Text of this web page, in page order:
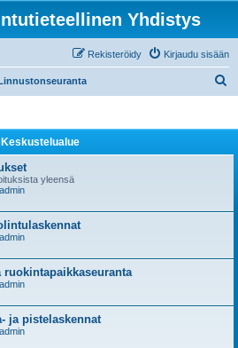
Yhdistys
Kirjaudu sisään
Rekisteröidy
Keskustelualue
yleensä
admin
admin
admin
ja pistelaskennat
admin